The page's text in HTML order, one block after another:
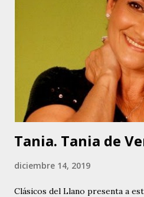
contar, Nuestra Casita,
Ni Un Ruego Más y Muchacho
compositora colombiana
es la que le da origen a su
Criolla. Actualmente desarrolla
fundamentalmente versionando
del Poeta, e in...
Tania. Tania de
diciembre 14, 2019
Clásicos del Llano presenta a